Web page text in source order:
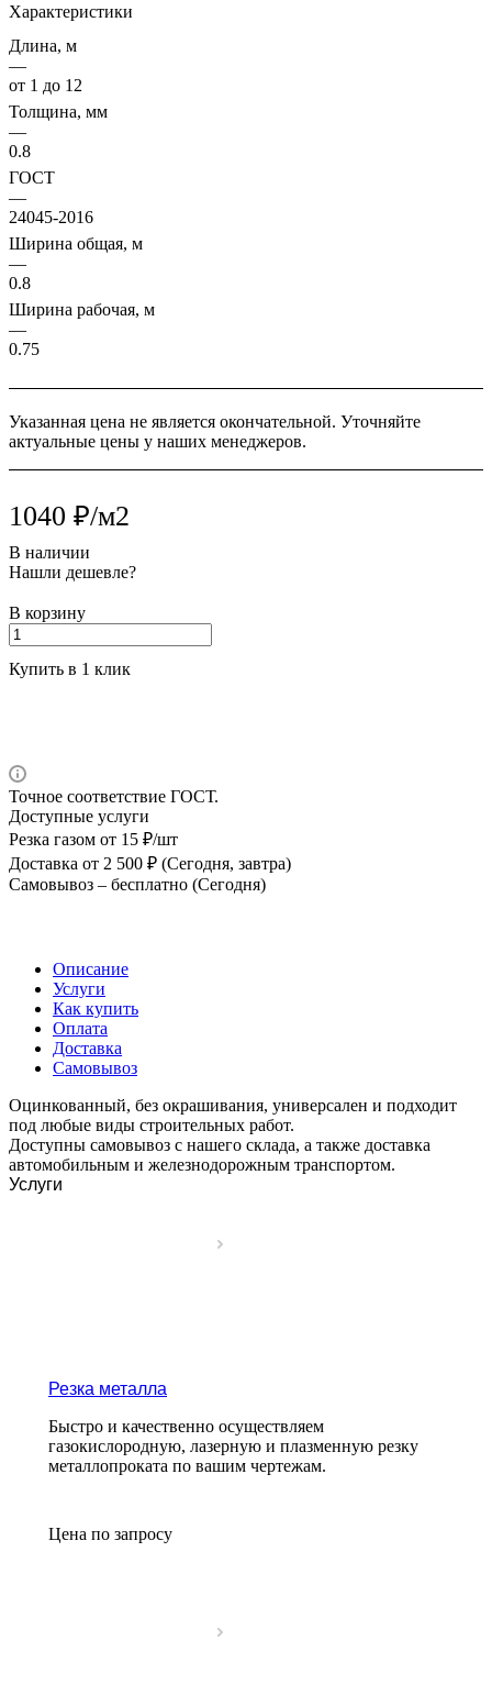
Характеристики
Длина, м
—
от 1 до 12
Толщина, мм
—
0.8
ГОСТ
—
24045-2016
Ширина общая, м
—
0.8
Ширина рабочая, м
—
0.75
Указанная цена не является окончательной. Уточняйте
актуальные цены у наших менеджеров.
1040 ₽/м2
В наличии
Нашли дешевле?
В корзину
Купить в 1 клик
Точное соответствие ГОСТ.
Доступные услуги
Резка газом от 15 ₽/шт
Доставка от 2 500 ₽ (Сегодня, завтра)
Самовывоз – бесплатно (Сегодня)
Описание
Услуги
Как купить
Оплата
Доставка
Самовывоз
Оцинкованный, без окрашивания, универсален и подходит
под любые виды строительных работ.
Доступны самовывоз с нашего склада, а также доставка
автомобильным и железнодорожным транспортом.
Услуги
Резка металла
Быстро и качественно осуществляем
газокислородную, лазерную и плазменную резку
металлопроката по вашим чертежам.
Цена по запросу